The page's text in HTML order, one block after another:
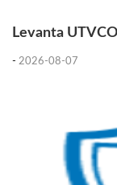
Levanta
- 2026-08-07